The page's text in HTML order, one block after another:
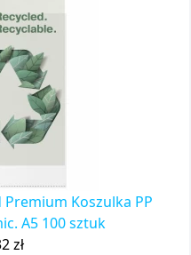
Premium Koszulka PP
A5 100 sztuk
zł